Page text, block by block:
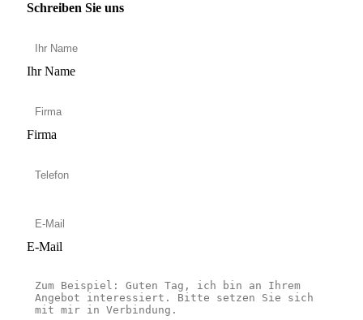
Schreiben Sie uns
Ihr Name
Firma
E-Mail